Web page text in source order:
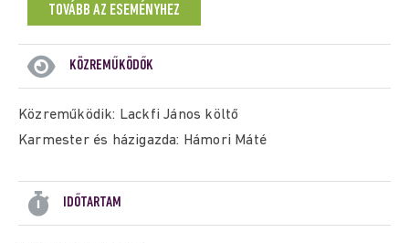
TOVÁBB AZ ESEMÉNYHEZ
KÖZREMŰKÖDŐK
Közreműködik: Lackfi János költő
Karmester és házigazda: Hámori Máté
IDŐTARTAM